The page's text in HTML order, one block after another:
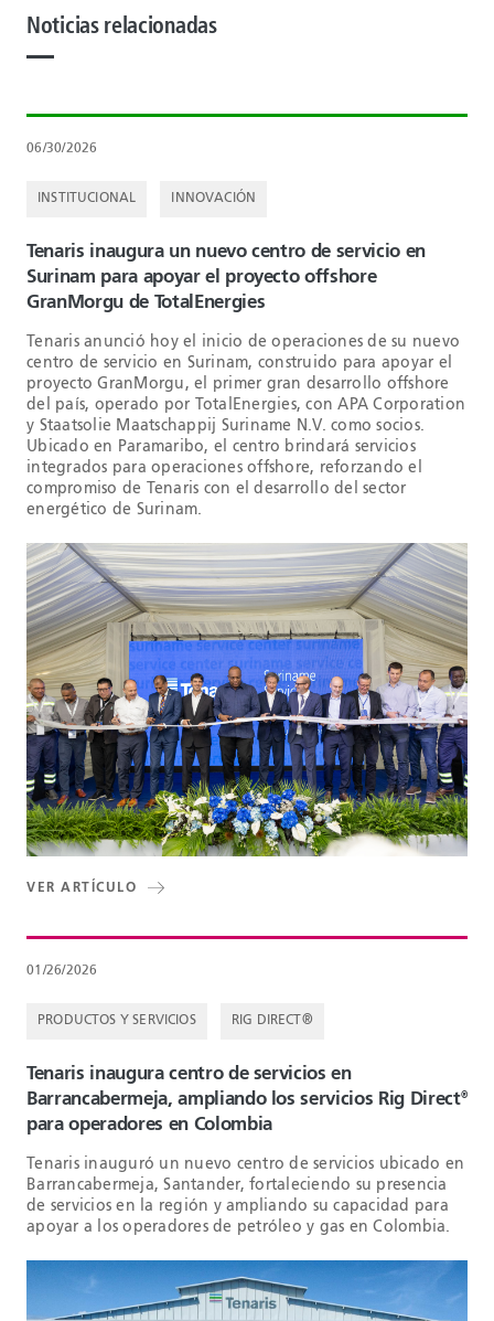
Noticias relacionadas
06/30/2026
INSTITUCIONAL INNOVACIÓN
Tenaris inaugura un nuevo centro de servicio en
Surinam para apoyar el proyecto offshore
GranMorgu de TotalEnergies
Tenaris anunció hoy el inicio de operaciones de su nuevo
centro de servicio en Surinam, construido para apoyar el
proyecto GranMorgu, el primer gran desarrollo offshore
del país, operado por TotalEnergies, con APA Corporation
y Staatsolie Maatschappij Suriname N.V. como socios.
Ubicado en Paramaribo, el centro brindará servicios
integrados para operaciones offshore, reforzando el
compromiso de Tenaris con el desarrollo del sector
energético de Surinam.
VER ARTÍCULO
01/26/2026
PRODUCTOS Y SERVICIOS RIG DIRECT®
Tenaris inaugura centro de servicios en
Barrancabermeja, ampliando los servicios Rig Direct®
para operadores en Colombia
Tenaris inauguró un nuevo centro de servicios ubicado en
Barrancabermeja, Santander, fortaleciendo su presencia
de servicios en la región y ampliando su capacidad para
apoyar a los operadores de petróleo y gas en Colombia.